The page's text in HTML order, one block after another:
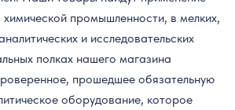
промышленности, в мелких,
и исследовательских
полках нашего магазина
прошедшее обязательную
оборудование, которое